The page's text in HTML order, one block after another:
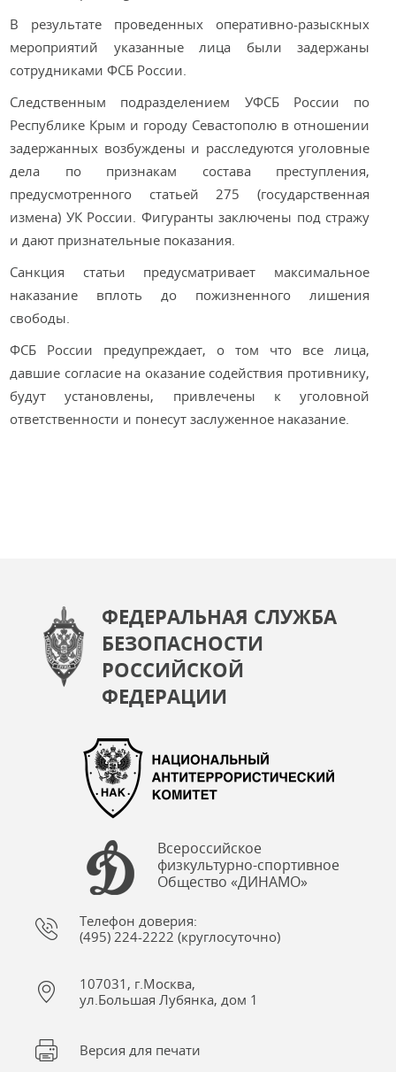
В результате проведенных оперативно-разыскных
мероприятий указанные лица были задержаны
сотрудниками ФСБ России.
Следственным подразделением УФСБ России по
Республике Крым и городу Севастополю в отношении
задержанных возбуждены и расследуются уголовные
дела по признакам состава преступления,
предусмотренного статьей 275 (государственная
измена) УК России. Фигуранты заключены под стражу
и дают признательные показания.
Санкция статьи предусматривает максимальное
наказание вплоть до пожизненного лишения
свободы.
ФСБ России предупреждает, о том что все лица,
давшие согласие на оказание содействия противнику,
будут установлены, привлечены к уголовной
ответственности и понесут заслуженное наказание.
ФЕДЕРАЛЬНАЯ СЛУЖБА
БЕЗОПАСНОСТИ
РОССИЙСКОЙ
ФЕДЕРАЦИИ
Всероссийское
физкультурно-спортивное
Общество «ДИНАМО»
Телефон доверия:
(495) 224-2222 (круглосуточно)
107031, г.Москва,
ул.Большая Лубянка, дом 1
Версия для печати